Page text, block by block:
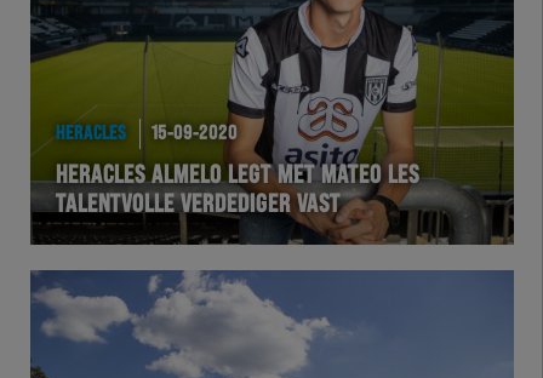
HERACLES 15-09-2020
HERACLES ALMELO LEGT MET MATEO LES
TALENTVOLLE VERDEDIGER VAST